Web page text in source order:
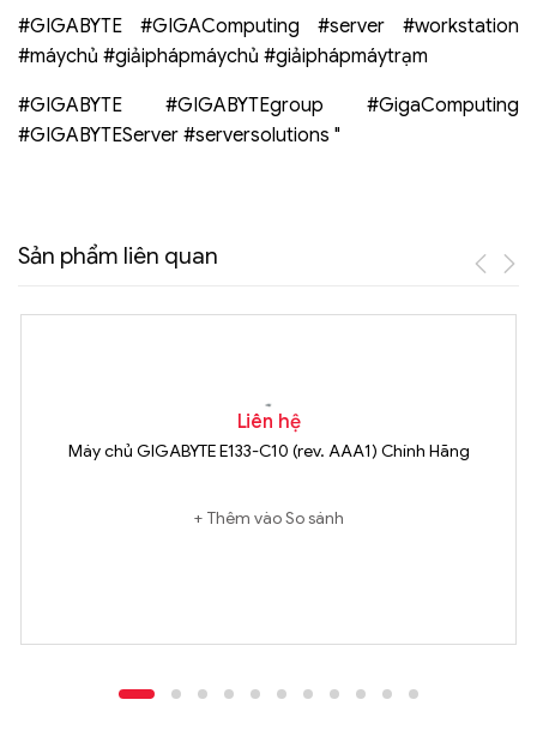
#GIGABYTE #GIGAComputing #server #workstation
#máychủ #giảiphápmáychủ #giảiphápmáytrạm
#GIGABYTE #GIGABYTEgroup #GigaComputing
#GIGABYTEServer #serversolutions "
Sản phẩm liên quan
Liên hệ
Máy chủ GIGABYTE E133-C10 (rev. AAA1) Chính Hãng
Thêm vào So sánh